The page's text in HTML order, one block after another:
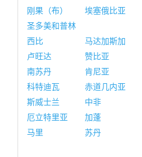
刚果（布）
埃塞俄比亚
圣多美和普林
西比
马达加斯加
卢旺达
赞比亚
南苏丹
肯尼亚
科特迪瓦
赤道几内亚
斯威士兰
中非
厄立特里亚
加蓬
马里
苏丹